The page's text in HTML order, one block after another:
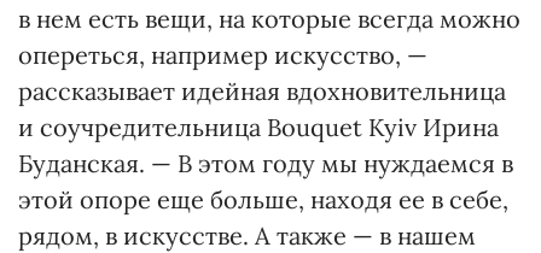
в нем есть вещи, на которые всегда можно
опереться, например искусство, —
рассказывает идейная вдохновительница
и соучредительница Bouquet Kyiv Ирина
Буданская. — В этом году мы нуждаемся в
этой опоре еще больше, находя ее в себе,
рядом, в искусстве. А также — в нашем